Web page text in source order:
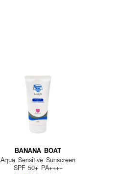
BANANA BOAT
Aqua Sensitive Sunscreen
SPF 50+ PA++++